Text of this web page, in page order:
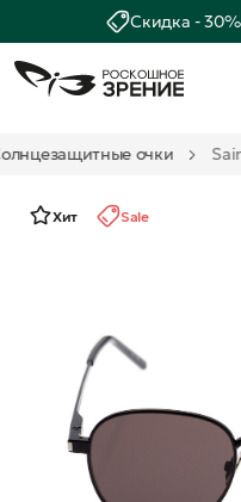
Скидка -
очки
Хит Sale